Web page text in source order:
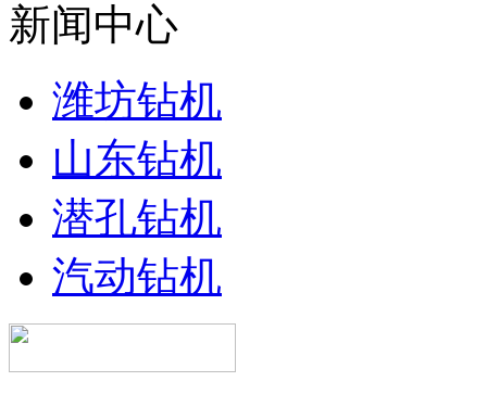
新闻中心
潍坊钻机
山东钻机
潜孔钻机
汽动钻机